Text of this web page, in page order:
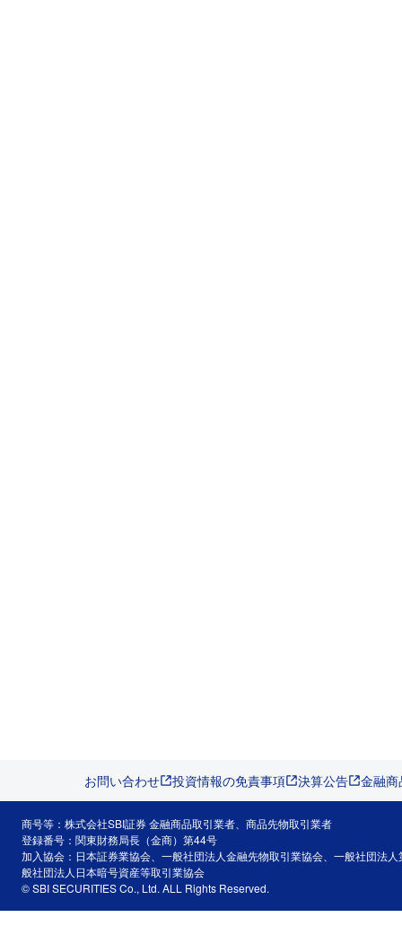
お問い合わせ 投資情報の免責事項 決算公告 金融
商号等：株式会社SBI証券 金融商品取引業者、商品先物取引業者
登録番号：関東財務局長（金商）第44号
加入協会：日本証券業協会、一般社団法人金融先物取引業協会、一般社団法
般社団法人日本暗号資産等取引業協会
© SBI SECURITIES Co., Ltd. ALL Rights Reserved.